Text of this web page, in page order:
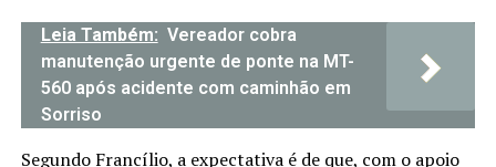
Leia Também: Vereador cobra
manutenção urgente de ponte na MT-
560 após acidente com caminhão em
Sorriso
Segundo Francílio, a expectativa é de que, com o apoio